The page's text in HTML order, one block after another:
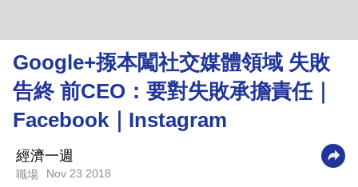
理
財
商
業
技
Google+揼本闖社交媒體領域 失敗
告終 前CEO：要對失敗承擔責任｜
Facebook｜Instagram
經濟一週
職場 Nov 23 2018